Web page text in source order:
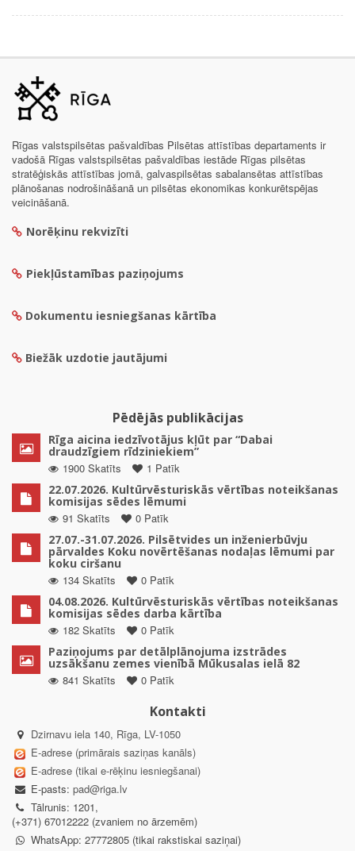
Rīgas valstspilsētas pašvaldības Pilsētas attīstības departaments ir
vadošā Rīgas valstspilsētas pašvaldības iestāde Rīgas pilsētas
stratēģiskās attīstības jomā, galvaspilsētas sabalansētas attīstības
plānošanas nodrošināšanā un pilsētas ekonomikas konkurētspējas
veicināšanā.
Norēķinu rekvizīti
Piekļūstamības paziņojums
Dokumentu iesniegšanas kārtība
Biežāk uzdotie jautājumi
Pēdējās publikācijas
Rīga aicina iedzīvotājus kļūt par “Dabai
draudzīgiem rīdziniekiem”
1900 Skatīts
1 Patīk
22.07.2026. Kultūrvēsturiskās vērtības noteikšanas
komisijas sēdes lēmumi
91 Skatīts
0 Patīk
27.07.-31.07.2026. Pilsētvides un inženierbūvju
pārvaldes Koku novērtēšanas nodaļas lēmumi par
koku ciršanu
134 Skatīts
0 Patīk
04.08.2026. Kultūrvēsturiskās vērtības noteikšanas
komisijas sēdes darba kārtība
182 Skatīts
0 Patīk
Paziņojums par detālplānojuma izstrādes
uzsākšanu zemes vienībā Mūkusalas ielā 82
841 Skatīts
0 Patīk
Kontakti
Dzirnavu iela 140, Rīga, LV-1050
E-adrese (primārais saziņas kanāls)
E-adrese (tikai e-rēķinu iesniegšanai)
E-pasts: pad@riga.lv
Tālrunis: 1201,
(+371) 67012222 (zvaniem no ārzemēm)
WhatsApp: 27772805 (tikai rakstiskai saziņai)